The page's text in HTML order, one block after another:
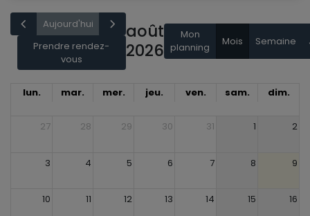
Aujourd'hui
Prendre rendez-
vous
août
2026
Mon
planning
Mois Semaine
lun. mar. mer. jeu. ven. sam. dim.
27 28 29 30 31 1 2
3 4 5 6 7 8 9
10 11 12 13 14 15 16